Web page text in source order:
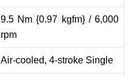
9.5 Nm {0.97 kgfm} / 6,000
rpm
Air-cooled, 4-stroke Single